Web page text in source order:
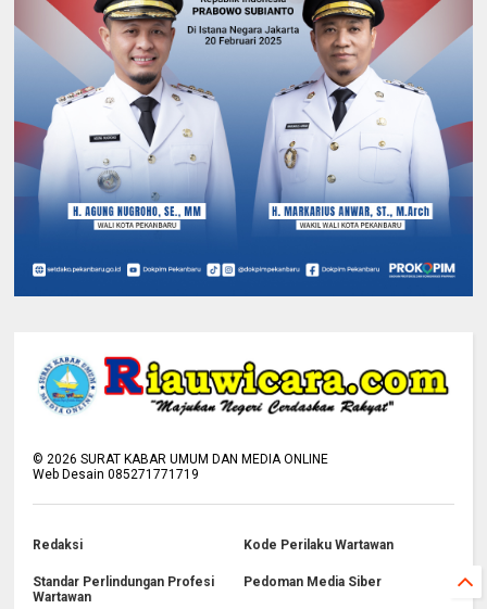
© 2026 SURAT KABAR UMUM DAN MEDIA ONLINE
Web Desain 085271771719
Redaksi Kode Perilaku Wartawan
Standar Perlindungan Profesi
Wartawan
Pedoman Media Siber